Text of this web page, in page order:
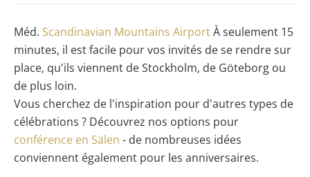
Méd. Scandinavian Mountains AirportÀ seulement 15
minutes, il est facile pour vos invités de se rendre sur
place, qu'ils viennent de Stockholm, de Göteborg ou
de plus loin.
Vous cherchez de l'inspiration pour d'autres types de
célébrations ? Découvrez nos options pour
conférence en Sälen - de nombreuses idées
conviennent également pour les anniversaires.